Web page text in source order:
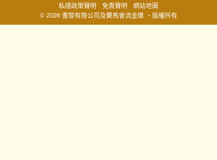
© 2026 耆智有限公司及賽馬會流金匯 ‧版權所有
私隱政策聲明 免責聲明 網站地圖